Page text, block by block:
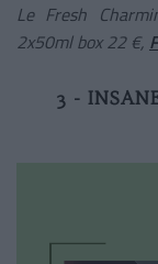
Le Fresh
2x50ml box 22 €,
3 -